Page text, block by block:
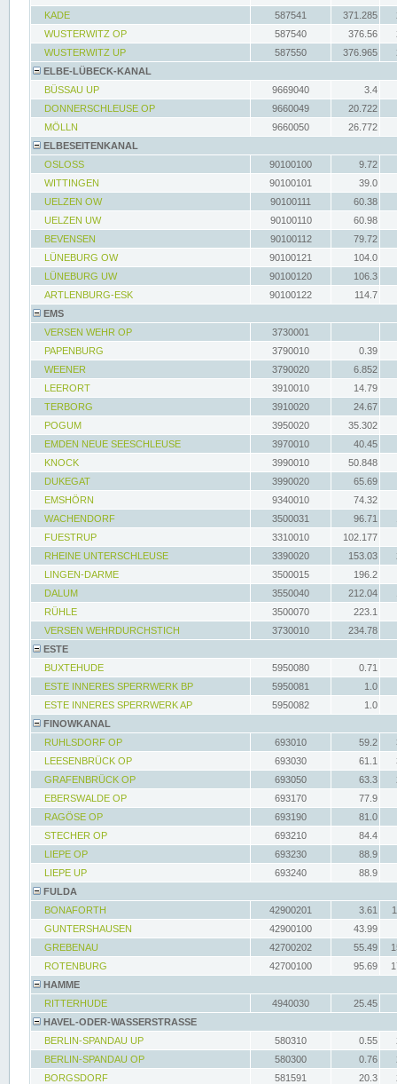
KADE
587541 371.285
WUSTERWITZ OP
587540 376.56
WUSTERWITZ UP
587550 376.965
ELBE-LÜBECK-KANAL
BÜSSAU UP
9669040
3.4
DONNERSCHLEUSE OP
9660049
20.722
MÖLLN
9660050
26.772
ELBESEITENKANAL
OSLOSS
90100100
9.72
WITTINGEN
90100101
39.0
UELZEN OW
90100111
60.38
UELZEN UW
90100110
60.98
BEVENSEN
90100112
79.72
LÜNEBURG OW
90100121
104.0
LÜNEBURG UW
90100120
106.3
ARTLENBURG-ESK
90100122
114.7
EMS
VERSEN WEHR OP
3730001
PAPENBURG
3790010
0.39
WEENER
3790020
6.852
LEERORT
3910010
14.79
TERBORG
3910020
24.67
POGUM
3950020
35.302
EMDEN NEUE SEESCHLEUSE
3970010
40.45
KNOCK
3990010
50.848
DUKEGAT
3990020
65.69
EMSHÖRN
9340010
74.32
WACHENDORF
3500031 96.71
FUESTRUP
3310010
102.177
RHEINE UNTERSCHLEUSE
3390020 153.03
LINGEN-DARME
3500015
196.2
DALUM
3550040 212.04
RÜHLE
3500070
223.1
VERSEN WEHRDURCHSTICH
3730010
234.78
ESTE
BUXTEHUDE
5950080
0.71
ESTE INNERES SPERRWERK BP
5950081
1.0
ESTE INNERES SPERRWERK AP
5950082
1.0
FINOWKANAL
RUHLSDORF OP
693010 59.2
LEESENBRÜCK OP
693030 61.1
GRAFENBRÜCK OP
693050 63.3
EBERSWALDE OP
693170
77.9
RAGÖSE OP
693190
81.0
STECHER OP
693210
84.4
LIEPE OP
693230
88.9
LIEPE UP
693240
88.9
FULDA
BONAFORTH
42900201 3.61
GUNTERSHAUSEN
42900100
43.99
GREBENAU
42700202 55.49
ROTENBURG
42700100 95.69
HAMME
RITTERHUDE
4940030
25.45
HAVEL-ODER-WASSERSTRASSE
BERLIN-SPANDAU UP
580310 0.55
BERLIN-SPANDAU OP
580300 0.76
BORGSDORF
581591 20.3